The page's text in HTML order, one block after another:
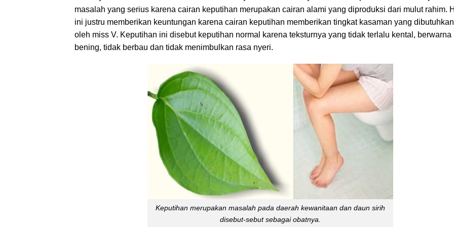
masalah yang serius karena cairan keputihan merupakan cairan alami yang diproduksi dari mulut rahim.
ini justru memberikan keuntungan karena cairan keputihan memberikan tingkat kasaman yang dibutuhkan
oleh miss V. Keputihan ini disebut keputihan normal karena teksturnya yang tidak terlalu kental, berwarna
bening, tidak berbau dan tidak menimbulkan rasa nyeri.
Keputihan merupakan masalah pada daerah kewanitaan dan daun sirih
disebut-sebut sebagai obatnya.